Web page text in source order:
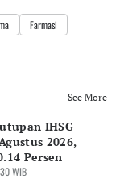
Farmasi
See More
IHSG
2026,
Persen
WIB